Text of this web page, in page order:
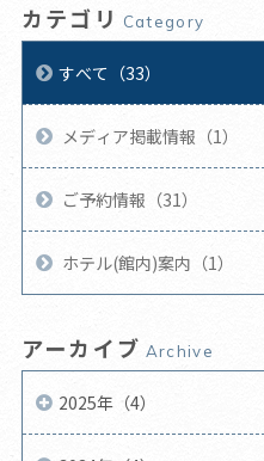
カテゴリ Category
すべて（33）
メディア掲載情報（1）
ご予約情報（31）
ホテル(館内)案内（1）
アーカイブ Archive
2025年（4）